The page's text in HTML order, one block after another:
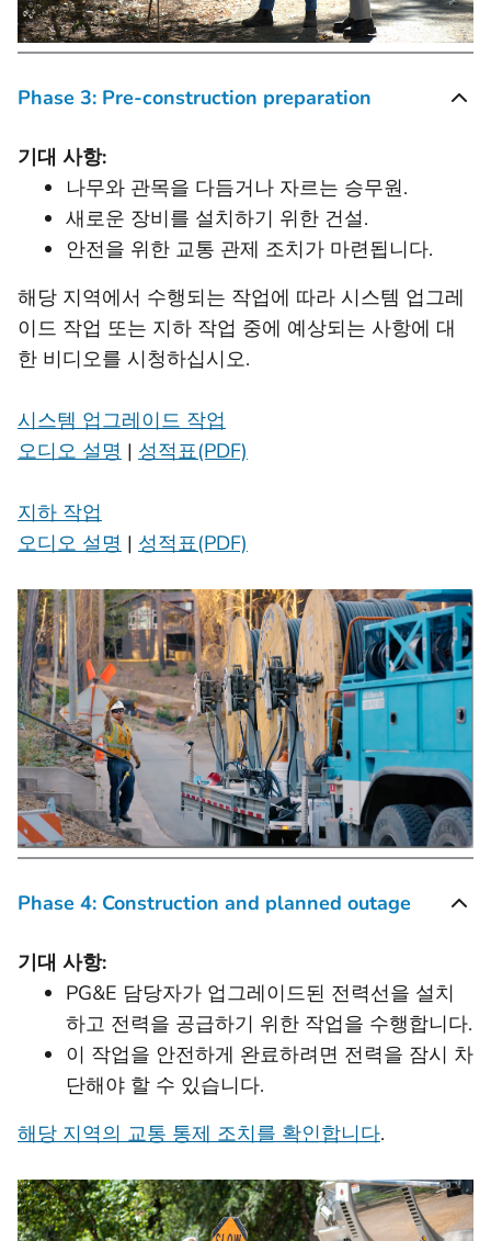
Phase 3: Pre-construction preparation
기대 사항:
나무와 관목을 다듬거나 자르는 승무원.
새로운 장비를 설치하기 위한 건설.
안전을 위한 교통 관제 조치가 마련됩니다.
해당 지역에서 수행되는 작업에 따라 시스템 업그레
이드 작업 또는 지하 작업 중에 예상되는 사항에 대
한 비디오를 시청하십시오.
시스템 업그레이드 작업
오디오 설명 | 성적표(PDF)
지하 작업
오디오 설명 | 성적표(PDF)
Phase 4: Construction and planned outage
기대 사항:
PG&E 담당자가 업그레이드된 전력선을 설치
하고 전력을 공급하기 위한 작업을 수행합니다.
이 작업을 안전하게 완료하려면 전력을 잠시 차
단해야 할 수 있습니다.
해당 지역의 교통 통제 조치를 확인합니다.